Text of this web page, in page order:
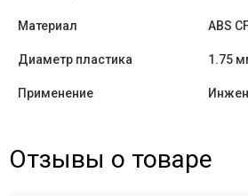
Материал ABS
Диаметр пластика 1.75
Применение
Отзывы о товаре